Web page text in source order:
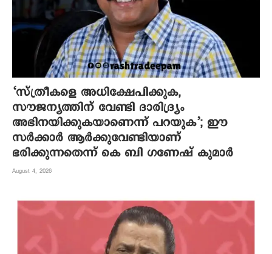
‘സ്ത്രീകളെ അധിക്ഷേപിക്കുക,
സൗജന്യത്തിന് വേണ്ടി ദാരിദ്ര്യം
അഭിനയിക്കുകയാണെന്ന് പറയുക’; ഈ
സർക്കാർ ആർക്കുവേണ്ടിയാണ്
ഭരിക്കുന്നതെന്ന് കെ ബി ഗണേഷ് കുമാർ
August 4, 2026